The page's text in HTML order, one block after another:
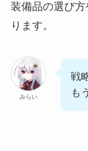
装備品の選び
ります。
みらい
戦
も